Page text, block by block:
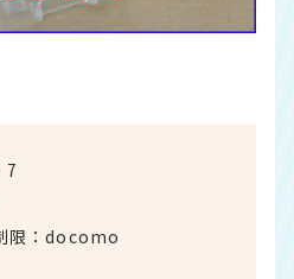
7
限：docomo